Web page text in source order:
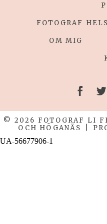
FOTOGRAF
OM MIG
© 2026 FOTOGRAF LI
OCH HÖGANÄS
UA-56677906-1